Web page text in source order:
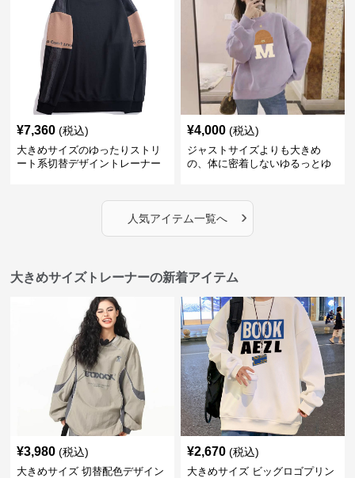
¥7,360 (税込)
大きめサイズのゆったりストリ
ート系切替デザイントレーナー
¥4,000 (税込)
ジャストサイズよりも大きめ
の、体に密着しないゆるっとゆ
トレーナー
人気アイテム一覧へ ›
大きめサイズトレーナーの新着アイテム
¥3,980 (税込)
大きめサイズ 切替配色デザイン
¥2,670 (税込)
大きめサイズ ビッグロゴプリン